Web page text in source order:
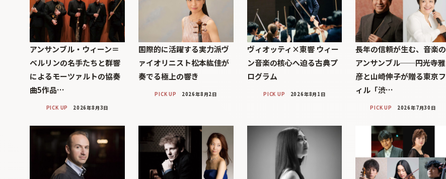
アンサンブル・ウィーン＝
ベルリンの名手たちと群響
によるモーツァルトの協奏
曲5作品…
PICK UP 2026年8月3日
国際的に活躍する実力派ヴ
ァイオリニスト松本紘佳が
奏でる極上の響き
PICK UP 2026年8月2日
ヴィオッティ×東響 ウィー
ン音楽の核心へ迫る古典プ
ログラム
PICK UP 2026年8月1日
長年の信頼が生む、音楽の
アンサンブル──円光寺雅
彦と山崎伸子が贈る東京フ
ィル「渋…
PICK UP 2026年7月30日